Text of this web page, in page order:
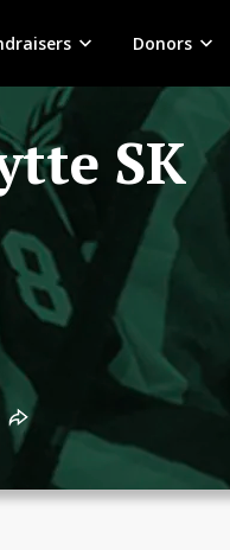
Donors
SK